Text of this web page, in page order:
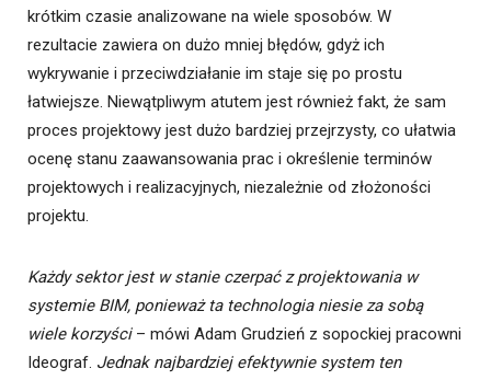
krótkim czasie analizowane na wiele sposobów. W
rezultacie zawiera on dużo mniej błędów, gdyż ich
wykrywanie i przeciwdziałanie im staje się po prostu
łatwiejsze. Niewątpliwym atutem jest również fakt, że sam
proces projektowy jest dużo bardziej przejrzysty, co ułatwia
ocenę stanu zaawansowania prac i określenie terminów
projektowych i realizacyjnych, niezależnie od złożoności
projektu.
Każdy sektor jest w stanie czerpać z projektowania w
systemie BIM, ponieważ ta technologia niesie za sobą
wiele korzyści– mówi Adam Grudzień z sopockiej pracowni
Ideograf. Jednak najbardziej efektywnie system ten